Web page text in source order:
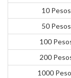
10
50
100
200
1000